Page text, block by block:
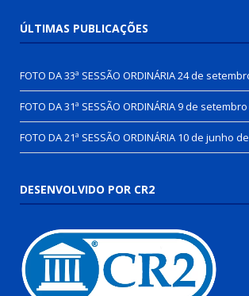
ÚLTIMAS PUBLICAÇÕES
FOTO DA 33ª SESSÃO ORDINÁRIA24 de
FOTO DA 31ª SESSÃO ORDINÁRIA9 de setembro
FOTO DA 21ª SESSÃO ORDINÁRIA 10 de junho
DESENVOLVIDO POR CR2